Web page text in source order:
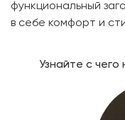
функциональный
в себе комфорт и
Узнайте с